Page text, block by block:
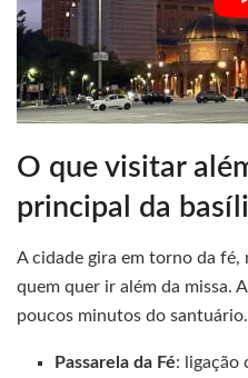
O que visitar
principal da
A cidade gira em torno da fé,
quem quer ir além da missa.
poucos minutos do santuário.
Passarela da Fé: ligação